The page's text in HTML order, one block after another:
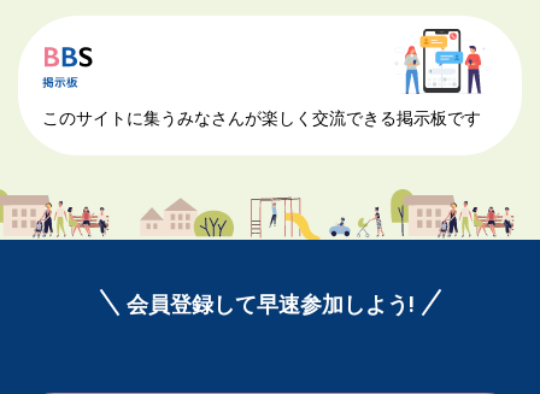
このサイトに集うみなさんが楽しく交流できる掲示板です
会員登録して早速参加しよう!